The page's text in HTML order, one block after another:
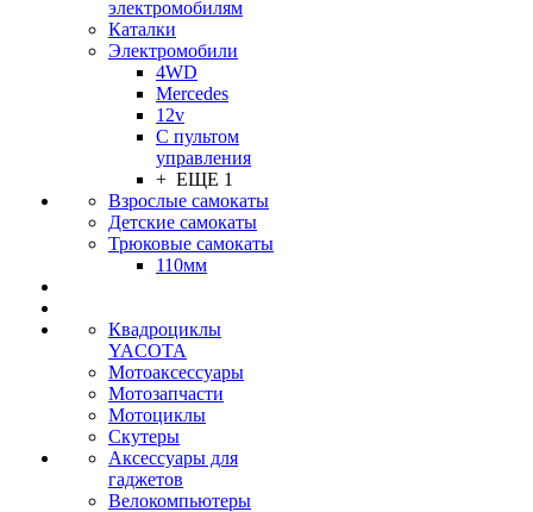
электромобилям
Каталки
Электромобили
4WD
Mercedes
12v
С пультом
управления
+ ЕЩЕ 1
Взрослые самокаты
Детские самокаты
Трюковые самокаты
110мм
Квадроциклы
YACOTA
Мотоаксессуары
Мотозапчасти
Мотоциклы
Скутеры
Аксессуары для
гаджетов
Велокомпьютеры